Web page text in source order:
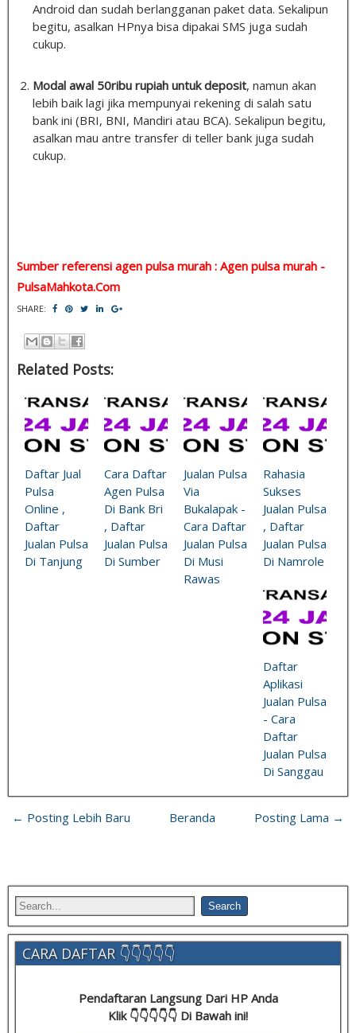
Android dan sudah berlangganan paket data. Sekalipun
begitu, asalkan HPnya bisa dipakai SMS juga sudah
cukup.
Modal awal 50ribu rupiah untuk deposit, namun akan
lebih baik lagi jika mempunyai rekening di salah satu
bank ini (BRI, BNI, Mandiri atau BCA). Sekalipun begitu,
asalkan mau antre transfer di teller bank juga sudah
cukup.
Sumber referensi agen pulsa murah : Agen pulsa murah -
PulsaMahkota.Com
SHARE:
Related Posts:
Daftar Jual
Pulsa
Online ,
Daftar
Jualan Pulsa
Di Tanjung
Cara Daftar
Agen Pulsa
Di Bank Bri
, Daftar
Jualan Pulsa
Di Sumber
Jualan Pulsa
Via
Bukalapak -
Cara Daftar
Jualan Pulsa
Di Musi
Rawas
Rahasia
Sukses
Jualan Pulsa
, Daftar
Jualan Pulsa
Di Namrole
Daftar
Aplikasi
Jualan Pulsa
- Cara
Daftar
Jualan Pulsa
Di Sanggau
← Posting Lebih Baru Posting Lama →
Beranda
CARA DAFTAR 👇👇👇👇👇
Pendaftaran Langsung Dari HP Anda
Klik 👇👇👇👇👇 Di Bawah ini!